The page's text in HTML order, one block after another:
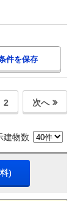
件を保存
2 次へ
建物数
)